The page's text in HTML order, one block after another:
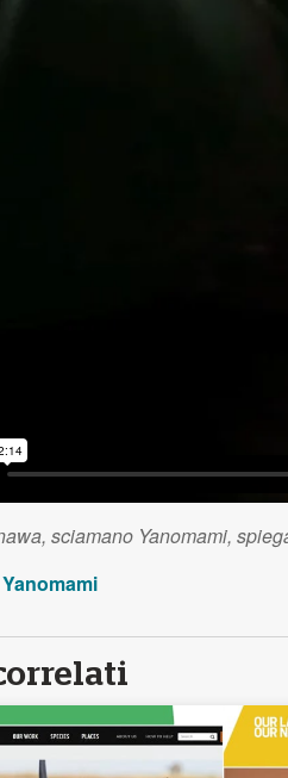
sciamano Yanomami,